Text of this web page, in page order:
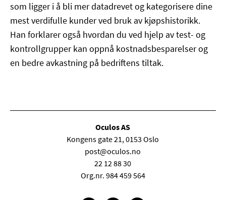
som ligger i å bli mer datadrevet og kategorisere dine
mest verdifulle kunder ved bruk av kjøpshistorikk.
Han forklarer også hvordan du ved hjelp av test- og
kontrollgrupper kan oppnå kostnadsbesparelser og
en bedre avkastning på bedriftens tiltak.
Oculos AS
Kongens gate 21, 0153 Oslo
post@oculos.no
22 12 88 30
Org.nr. 984 459 564